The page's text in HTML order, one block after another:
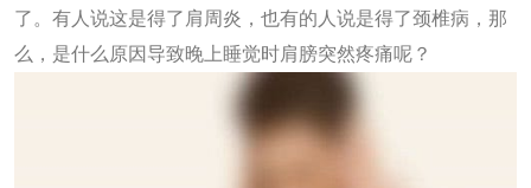
了。有人说这是得了肩周炎，也有的人说是得了颈椎病，那
么，是什么原因导致晚上睡觉时肩膀突然疼痛呢？